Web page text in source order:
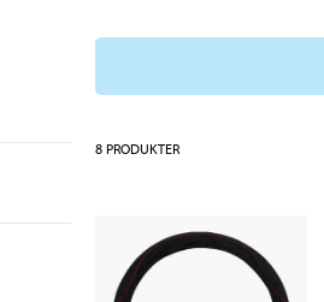
8 PRODUKTER